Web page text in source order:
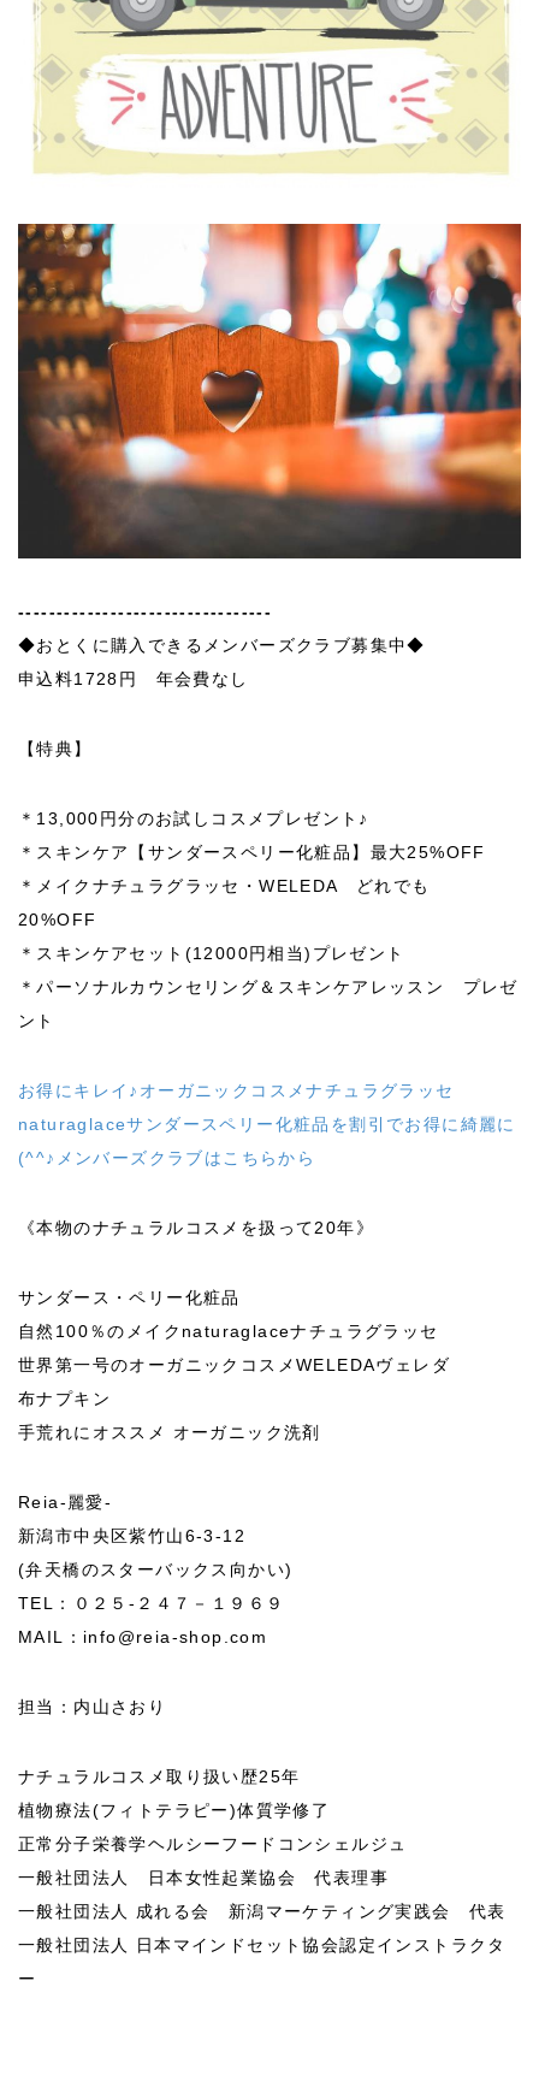
---------------------------------
◆おとくに購入できるメンバーズクラブ募集中◆
申込料1728円 年会費なし
【特典】
＊13,000円分のお試しコスメプレゼント♪
＊スキンケア【サンダースペリー化粧品】最大25%OFF
＊メイクナチュラグラッセ・WELEDA どれでも
20%OFF
＊スキンケアセット(12000円相当)プレゼント
＊パーソナルカウンセリング＆スキンケアレッスン プレゼ
ント
お得にキレイ♪オーガニックコスメナチュラグラッセ
naturaglaceサンダースペリー化粧品を割引でお得に綺麗に
(^^♪メンバーズクラブはこちらから
《本物のナチュラルコスメを扱って20年》
サンダース・ペリー化粧品
自然100％のメイクnaturaglaceナチュラグラッセ
世界第一号のオーガニックコスメWELEDAヴェレダ
布ナプキン
手荒れにオススメ オーガニック洗剤
Reia-麗愛-
新潟市中央区紫竹山6-3-12
(弁天橋のスターバックス向かい)
TEL：０２５-２４７－１９６９
MAIL：info@reia-shop.com
担当：内山さおり
ナチュラルコスメ取り扱い歴25年
植物療法(フィトテラピー)体質学修了
正常分子栄養学ヘルシーフードコンシェルジュ
一般社団法人 日本女性起業協会 代表理事
一般社団法人 成れる会 新潟マーケティング実践会 代表
一般社団法人 日本マインドセット協会認定インストラクタ
ー